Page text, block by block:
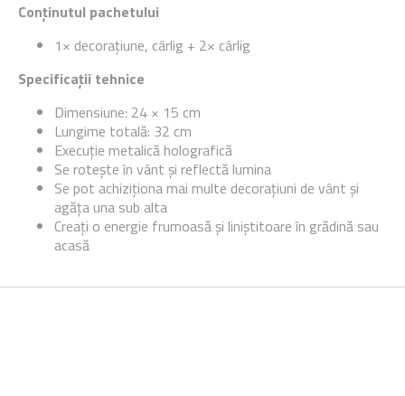
Conținutul pachetului
1× decorațiune, cârlig + 2× cârlig
Specificații tehnice
Dimensiune: 24 × 15 cm
Lungime totală: 32 cm
Execuție metalică holografică
Se rotește în vânt și reflectă lumina
Se pot achiziționa mai multe decorațiuni de vânt și
agăța una sub alta
Creați o energie frumoasă și liniștitoare în grădină sau
acasă